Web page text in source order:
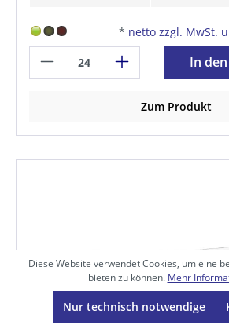
* netto zzgl. MwSt.
In
Zum Produkt
Diese Website verwendet Cookies, um eine
bieten zu können. Mehr
Nur technisch notwendige